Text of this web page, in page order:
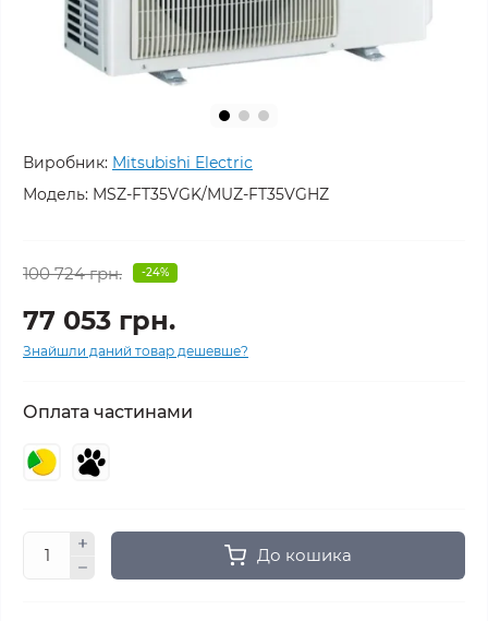
Виробник: Mitsubishi Electric
Модель: MSZ-FT35VGK/MUZ-FT35VGHZ
100 724 грн. -24%
77 053 грн.
Знайшли даний товар дешевше?
Оплата частинами
До кошика